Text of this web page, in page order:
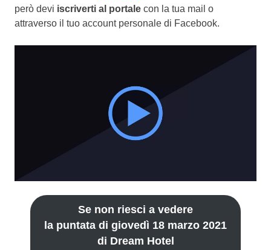
però devi iscriverti al portale con la tua mail o
attraverso il tuo account personale di Facebook.
Se non riesci a vedere
la puntata di giovedì 18 marzo 2021
di Dream Hotel